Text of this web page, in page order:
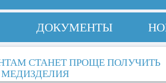
ДОКУМЕНТЫ
СТАНЕТ ПРОЩЕ ПОЛУЧИТЬ
МЕДИЗДЕЛИЯ